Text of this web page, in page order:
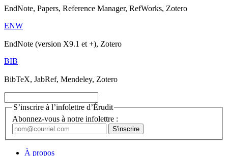
EndNote, Papers, Reference Manager, RefWorks, Zotero
ENW
EndNote (version X9.1 et +), Zotero
BIB
BibTeX, JabRef, Mendeley, Zotero
S’inscrire à l’infolettre d’Érudit
Abonnez-vous à notre infolettre :
À propos